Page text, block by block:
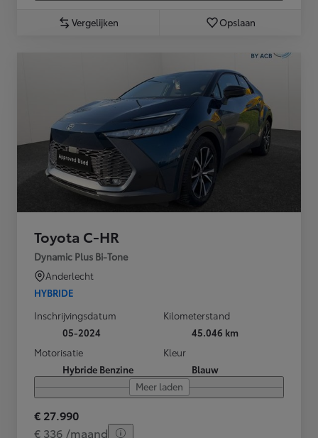
Vergelijken Opslaan
Toyota C-HR
Dynamic Plus Bi-Tone
Anderlecht
HYBRIDE
Inschrijvingsdatum
05-2024
Kilometerstand
45.046 km
Motorisatie
Hybride Benzine
Kleur
Blauw
Meer laden
€ 27.990
€ 336 /maand